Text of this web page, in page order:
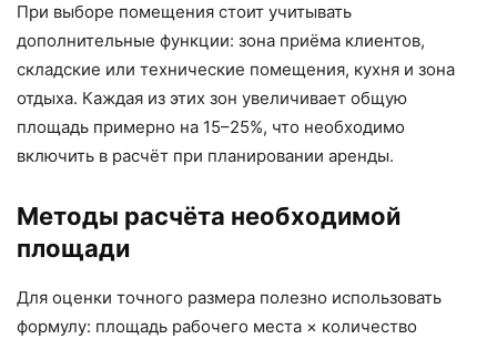
При выборе помещения стоит учитывать
дополнительные функции: зона приёма клиентов,
складские или технические помещения, кухня и зона
отдыха. Каждая из этих зон увеличивает общую
площадь примерно на 15–25%, что необходимо
включить в расчёт при планировании аренды.
Методы расчёта необходимой
площади
Для оценки точного размера полезно использовать
формулу: площадь рабочего места × количество